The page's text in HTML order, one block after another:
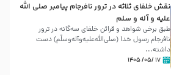
نقش خلفای ثلاثه در ترور نافرجام پیامبر صلی الله
علیه و آله و سلم
طبق برخی شواهد و قرائن خلفای سه‌گانه در ترور
نافرجام رسول خدا (صلی‌الله‌علیه‌و‌آله‌وسلّم) دست
داشته‌...
۱۷ /۰۵/ ۱۴۰۵